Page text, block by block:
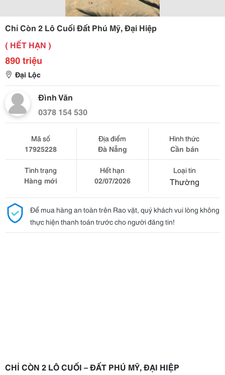
Chỉ Còn 2 Lô Cuối Đất Phú Mỹ, Đại Hiệp
( HẾT HẠN )
890 triệu
Đại Lộc
Đình Văn
0378 154 530
Mã số
17925228
Địa điểm
Đà Nẵng
Hình thức
Cần bán
Tình trạng
Hàng mới
Hết hạn
02/07/2026
Loại tin
Thường
Để mua hàng an toàn trên Rao vặt, quý khách vui lòng không
thực hiện thanh toán trước cho người đăng tin!
CHỈ CÒN 2 LÔ CUỐI – ĐẤT PHÚ MỸ, ĐẠI HIỆP